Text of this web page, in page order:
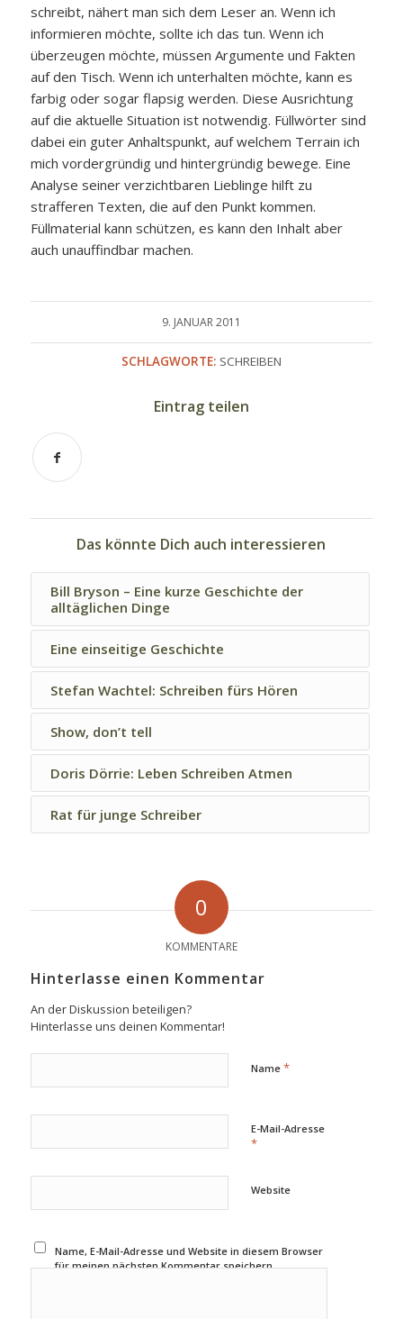
schreibt, nähert man sich dem Leser an. Wenn ich
informieren möchte, sollte ich das tun. Wenn ich
überzeugen möchte, müssen Argumente und Fakten
auf den Tisch. Wenn ich unterhalten möchte, kann es
farbig oder sogar flapsig werden. Diese Ausrichtung
auf die aktuelle Situation ist notwendig. Füllwörter sind
dabei ein guter Anhaltspunkt, auf welchem Terrain ich
mich vordergründig und hintergründig bewege. Eine
Analyse seiner verzichtbaren Lieblinge hilft zu
strafferen Texten, die auf den Punkt kommen.
Füllmaterial kann schützen, es kann den Inhalt aber
auch unauffindbar machen.
9. JANUAR 2011
SCHLAGWORTE: SCHREIBEN
Eintrag teilen
Das könnte Dich auch interessieren
Bill Bryson – Eine kurze Geschichte der
alltäglichen Dinge
Eine einseitige Geschichte
Stefan Wachtel: Schreiben fürs Hören
Show, don’t tell
Doris Dörrie: Leben Schreiben Atmen
Rat für junge Schreiber
0
KOMMENTARE
Hinterlasse einen Kommentar
An der Diskussion beteiligen?
Hinterlasse uns deinen Kommentar!
Name *
E-Mail-Adresse
*
Website
Name, E-Mail-Adresse und Website in diesem Browser
für meinen nächsten Kommentar speichern.